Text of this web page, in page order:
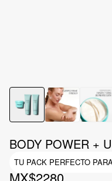
BODY POWER +
TU PACK PERFECTO
MX$2280